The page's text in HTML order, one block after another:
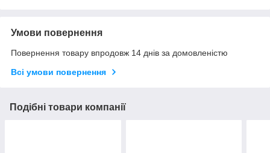
Умови повернення
Повернення товару впродовж 14 днів за домовленістю
Всі умови повернення
Подібні товари компанії